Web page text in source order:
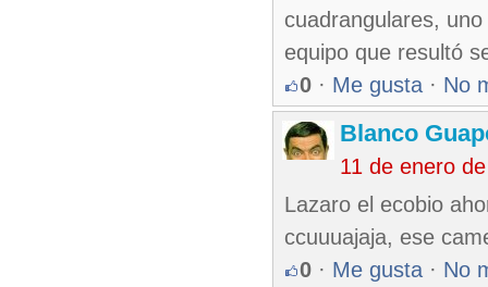
cuadrangulares,
equipo que resultó
0 · Me gusta · No
Blanco
11 de enero
Lazaro el ecobio
ccuuuajaja, ese
0 · Me gusta · No